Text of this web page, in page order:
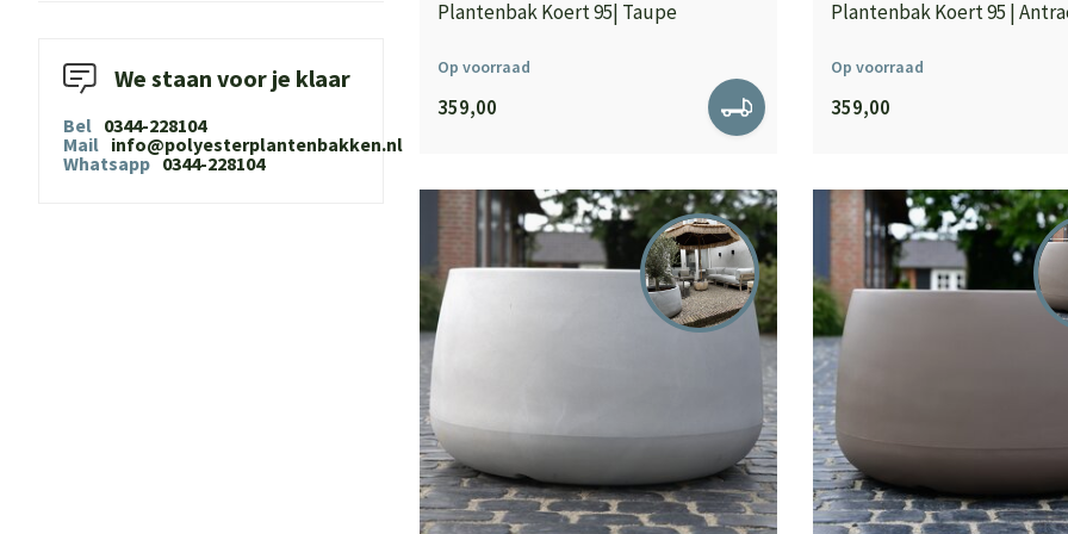
We staan voor je klaar
Bel 0344-228104
Mail info@polyesterplantenbakken.nl
Whatsapp 0344-228104
Plantenbak Koert 95| Taupe
Op voorraad
359,00
Plantenbak Koert 95 |
Op voorraad
359,00